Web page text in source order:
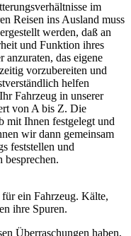
im
Reisen ins Ausland muss
werden, daß an
und Funktion ihres
anzuraten, das eigene
vorzubereiten und
helfen
Fahrzeug in unserer
von A bis Z. Die
mit Ihnen festgelegt und
wir dann gemeinsam
feststellen und
besprechen.
ein Fahrzeug. Kälte,
ihre Spuren.
Überraschungen haben,